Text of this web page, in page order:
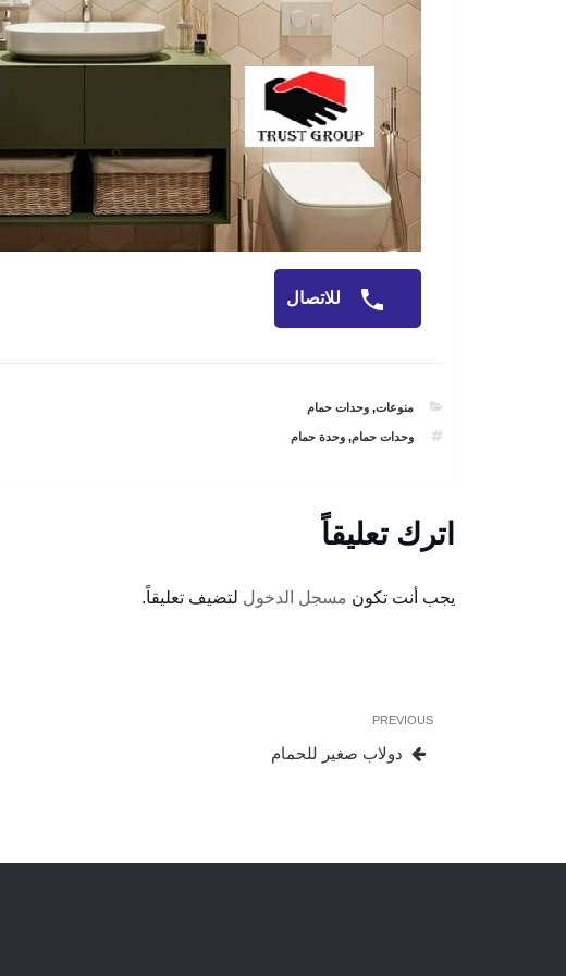
للاتصال
CATEGORIES
منوعات,وحدات حمام
TAGS
وحدات حمام,وحدة حمام
اترك تعليقاً
يجب أنت تكون مسجل الدخول لتضيف تعليقاً.
تصفّح
المقالات
Previous
Post
PREVIOUS
دولاب صغير للحمام